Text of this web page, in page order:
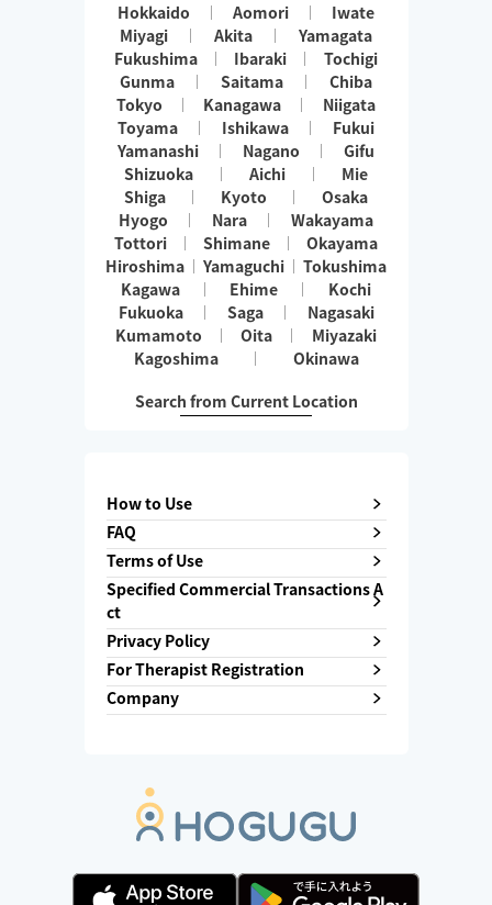
Hokkaido Aomori
Iwate
Miyagi
Akita
Yamagata
Fukushima
Ibaraki
Tochigi
Gunma
Saitama
Chiba
Tokyo
Kanagawa
Niigata
Toyama
Ishikawa
Fukui
Yamanashi
Nagano
Gifu
Shizuoka
Aichi
Mie
Shiga
Kyoto
Osaka
Hyogo
Nara
Wakayama
Tottori
Shimane
Okayama
Hiroshima
Yamaguchi
Tokushima
Kagawa
Ehime
Kochi
Fukuoka
Saga
Nagasaki
Kumamoto
Oita
Miyazaki
Kagoshima
Okinawa
Search from Current Location
How to Use
FAQ
Terms of Use
Specified Commercial Transactions A
ct
Privacy Policy
For Therapist Registration
Company